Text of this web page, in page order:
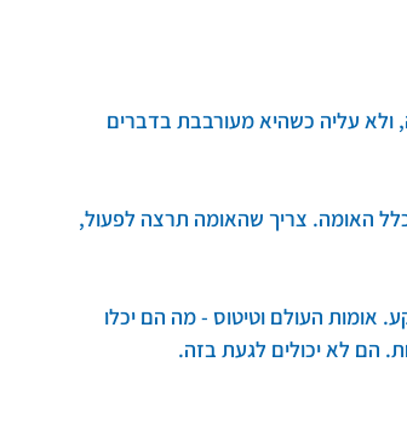
עליה כשהיא מעורבבת בדברים
כלל האומה. צריך שהאומה תרצה לפעול,
אומות העולם וטיטוס - מה הם יכלו
הם לא יכולים לגעת בזה.